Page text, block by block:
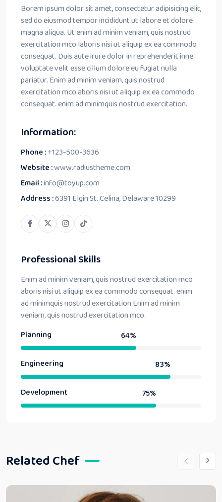
Borem ipsum dolor sit amet, consectetur adipisicing elit,
sed do eiusmod tempor incididunt ut labore et dolore
magna aliqua. Ut enim ad minim veniam, quis nostrud
exercitation mco laboris nisi ut aliquip ex ea commodo
consequat. Duis aute irure dolor in reprehenderit inne
voluptate velit esse cillum dolore eu fugiat nulla
pariatur. Enim ad minim veniam, quis nostrud
exercitation mco aboris nisi ut aliquip ex ea commodo
consequat. enim ad minimquis nostrud exercitation.
Information:
Phone :+123-500-3636
Website :www.radiustheme.com
Email :info@toyup.com
Address :6391 Elgin St. Celina, Delaware 10299
Professional Skills
Enim ad minim veniam, quis nostrud exercitation mco
aboris nisi ut aliquip ex ea commodo consequat. enim
ad minimquis nostrud exercitation Enim ad minim
veniam, quis nostrud exercitation mco.
Planning
64%
Engineering 83%
Development 75%
Related Chef